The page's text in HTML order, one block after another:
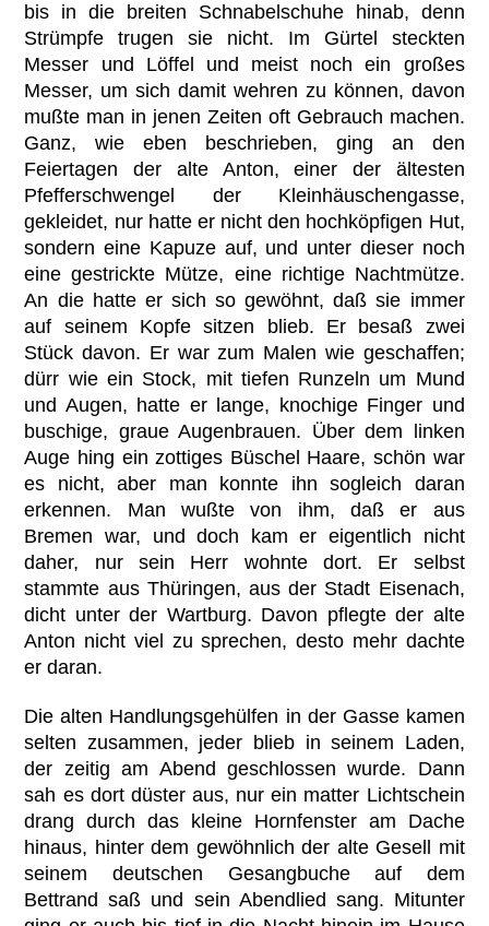
bis in die breiten Schnabelschuhe hinab, denn
Strümpfe trugen sie nicht. Im Gürtel steckten
Messer und Löffel und meist noch ein großes
Messer, um sich damit wehren zu können, davon
mußte man in jenen Zeiten oft Gebrauch machen.
Ganz, wie eben beschrieben, ging an den
Feiertagen der alte Anton, einer der ältesten
Pfefferschwengel der Kleinhäuschengasse,
gekleidet, nur hatte er nicht den hochköpfigen Hut,
sondern eine Kapuze auf, und unter dieser noch
eine gestrickte Mütze, eine richtige Nachtmütze.
An die hatte er sich so gewöhnt, daß sie immer
auf seinem Kopfe sitzen blieb. Er besaß zwei
Stück davon. Er war zum Malen wie geschaffen;
dürr wie ein Stock, mit tiefen Runzeln um Mund
und Augen, hatte er lange, knochige Finger und
buschige, graue Augenbrauen. Über dem linken
Auge hing ein zottiges Büschel Haare, schön war
es nicht, aber man konnte ihn sogleich daran
erkennen. Man wußte von ihm, daß er aus
Bremen war, und doch kam er eigentlich nicht
daher, nur sein Herr wohnte dort. Er selbst
stammte aus Thüringen, aus der Stadt Eisenach,
dicht unter der Wartburg. Davon pflegte der alte
Anton nicht viel zu sprechen, desto mehr dachte
er daran.
Die alten Handlungsgehülfen in der Gasse kamen
selten zusammen, jeder blieb in seinem Laden,
der zeitig am Abend geschlossen wurde. Dann
sah es dort düster aus, nur ein matter Lichtschein
drang durch das kleine Hornfenster am Dache
hinaus, hinter dem gewöhnlich der alte Gesell mit
seinem deutschen Gesangbuche auf dem
Bettrand saß und sein Abendlied sang. Mitunter